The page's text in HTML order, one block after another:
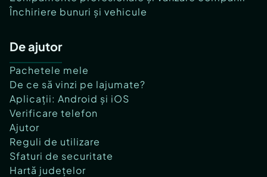
Închiriere bunuri și vehicule
De ajutor
Pachetele mele
De ce să vinzi pe lajumate?
Aplicații: Android și iOS
Verificare telefon
Ajutor
Reguli de utilizare
Sfaturi de securitate
Hartă județelor